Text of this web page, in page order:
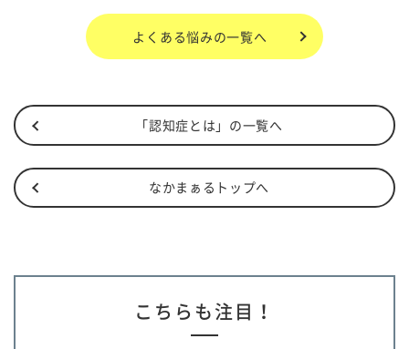
よくある悩みの一覧へ
「認知症とは」の一覧へ
なかまぁるトップへ
こちらも注目！